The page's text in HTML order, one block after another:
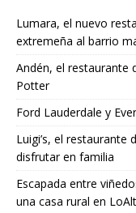
Lumara, el nuevo
extremeña al barrio
Andén, el restaurante
Potter
Ford Lauderdale y
Luigi’s, el restaurante
disfrutar en familia
Escapada entre
una casa rural en